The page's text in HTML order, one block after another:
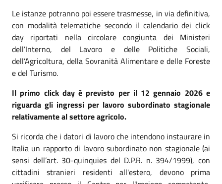
Le istanze potranno poi essere trasmesse, in via definitiva,
con modalità telematiche secondo il calendario dei click
day riportati nella circolare congiunta dei Ministeri
dell’Interno, del Lavoro e delle Politiche Sociali,
dell’Agricoltura, della Sovranità Alimentare e delle Foreste
e del Turismo.
Il primo click day è previsto per il 12 gennaio 2026 e
riguarda gli ingressi per lavoro subordinato stagionale
relativamente al settore agricolo.
Si ricorda che i datori di lavoro che intendono instaurare in
Italia un rapporto di lavoro subordinato non stagionale (ai
sensi dell’art. 30-quinquies del D.P.R. n. 394/1999), con
cittadini stranieri residenti all'estero, devono prima